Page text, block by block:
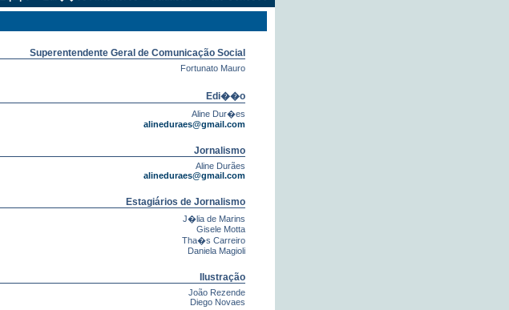
Superentendente Geral de Comunicação Social
Fortunato Mauro
Edi��o
Aline Dur�es
alineduraes@gmail.com
Jornalismo
Aline Durães
alineduraes@gmail.com
Estagiários de Jornalismo
J�lia de Marins
Gisele Motta
Tha�s Carreiro
Daniela Magioli
Ilustração
João Rezende
Diego Novaes